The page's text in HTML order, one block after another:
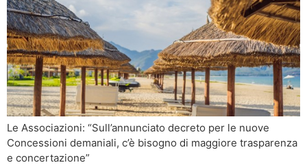
Le Associazioni: “Sull’annunciato decreto per le nuove
Concessioni demaniali, c’è bisogno di maggiore trasparenza
e concertazione”